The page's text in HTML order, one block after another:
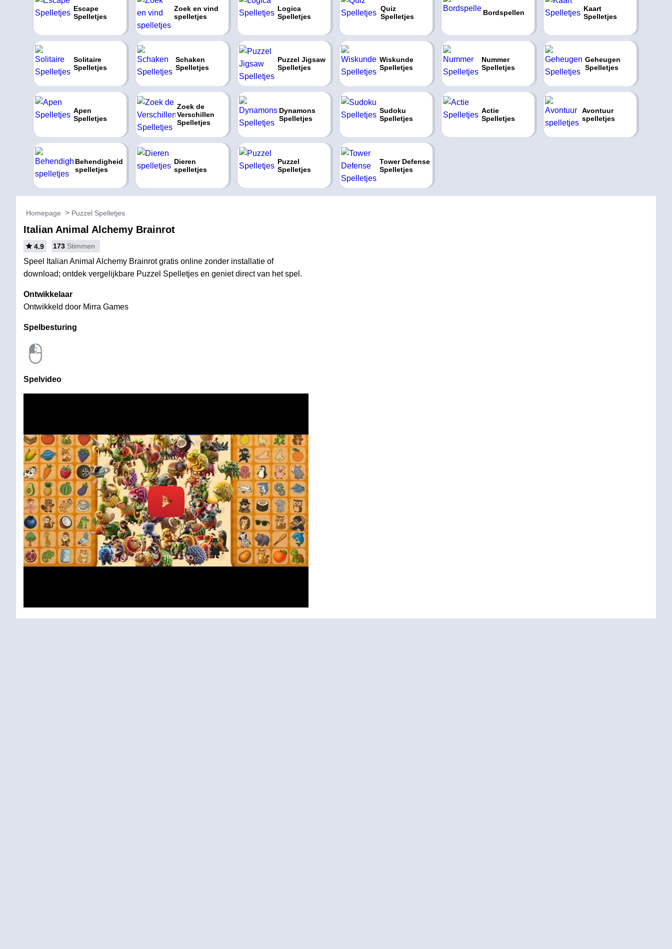
Escape
Spelletjes
Zoek en vind
spelletjes
Logica
Spelletjes
Quiz
Spelletjes
Bordspellen
Kaart
Spelletjes
Solitaire
Spelletjes
Schaken
Spelletjes
Puzzel Jigsaw
Spelletjes
Wiskunde
Spelletjes
Nummer
Spelletjes
Geheugen
Spelletjes
Apen
Spelletjes
Zoek de
Verschillen
Spelletjes
Dynamons
Spelletjes
Sudoku
Spelletjes
Actie
Spelletjes
Avontuur
spelletjes
Behendigheid
spelletjes
Dieren
spelletjes
Puzzel
Spelletjes
Tower Defense
Spelletjes
Homepage Puzzel Spelletjes
Italian Animal Alchemy Brainrot
4.9 173 Stimmen
Speel Italian Animal Alchemy Brainrot gratis online zonder installatie of
download; ontdek vergelijkbare Puzzel Spelletjes en geniet direct van het spel.
Ontwikkelaar
Ontwikkeld door Mirra Games
Spelbesturing
Spelvideo